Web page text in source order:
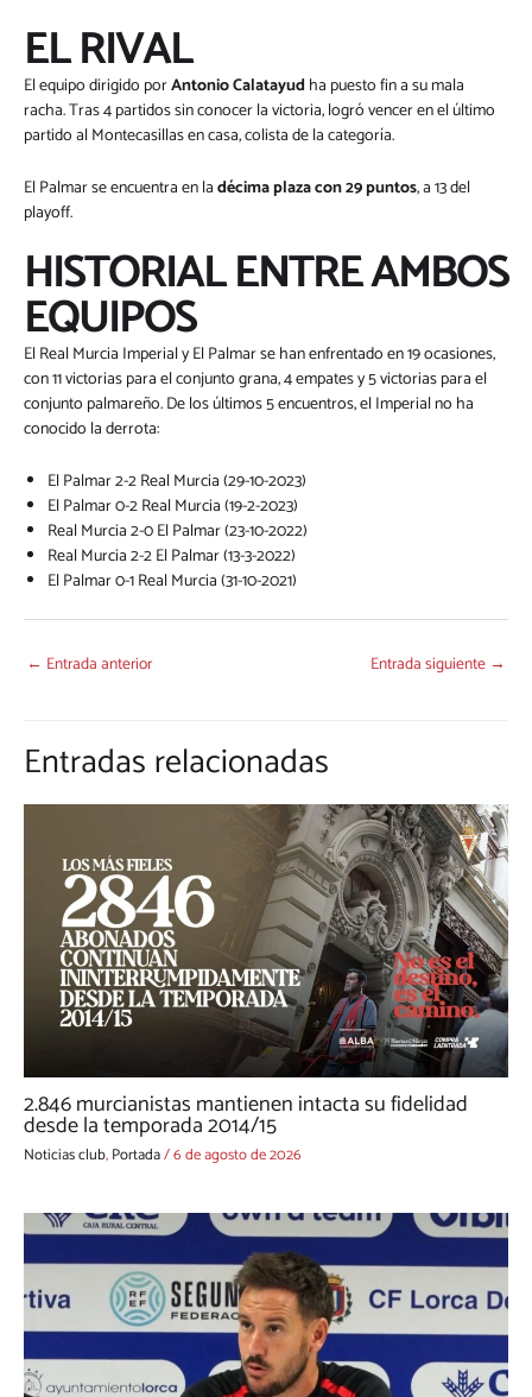
EL RIVAL
El equipo dirigido porAntonio Calatayud ha puesto fin a su mala
racha. Tras 4 partidos sin conocer la victoria, logró vencer en el último
partido al Montecasillas en casa, colista de la categoría.
El Palmar se encuentra en ladécimaplazacon29puntos, a 13 del
playoff.
HISTORIAL ENTRE AMBOS
EQUIPOS
El Real Murcia Imperial y El Palmar se han enfrentado en 19 ocasiones,
con 11 victorias para el conjunto grana, 4 empates y 5 victorias para el
conjunto palmareño. De los últimos 5 encuentros, el Imperial no ha
conocido la derrota:
El Palmar 2-2 Real Murcia (29-10-2023)
El Palmar 0-2 Real Murcia (19-2-2023)
Real Murcia 2-0 El Palmar (23-10-2022)
Real Murcia 2-2 El Palmar (13-3-2022)
El Palmar 0-1 Real Murcia (31-10-2021)
← Entrada anterior Entrada siguiente →
Entradas relacionadas
2.846 murcianistas mantienen intacta su fidelidad
desde la temporada 2014/15
Noticias club,Portada/6 de agosto de 2026